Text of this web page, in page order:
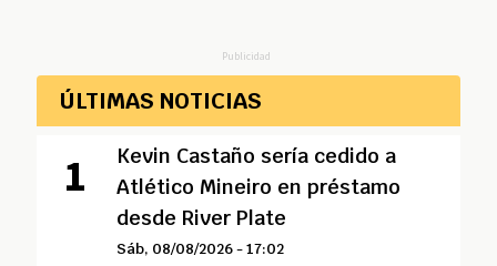
Publicidad
ÚLTIMAS NOTICIAS
Kevin Castaño sería cedido a
Atlético Mineiro en préstamo
desde River Plate
Sáb, 08/08/2026 - 17:02